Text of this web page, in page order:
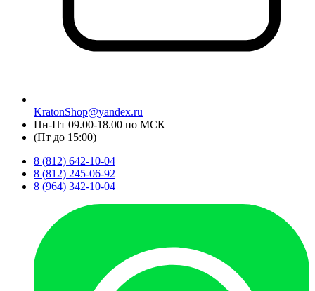
KratonShop@yandex.ru
Пн-Пт 09.00-18.00 по МСК
(Пт до 15:00)
8 (812) 642-10-04
8 (812) 245-06-92
8 (964) 342-10-04